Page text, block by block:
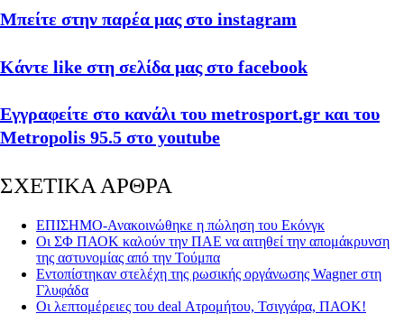
Μπείτε στην παρέα μας στο instagram
Κάντε like στη σελίδα μας στο facebook
Εγγραφείτε στο κανάλι του metrosport.gr και του
Metropolis 95.5 στο youtube
ΣΧΕΤΙΚΑ ΑΡΘΡΑ
ΕΠΙΣΗΜΟ-Ανακοινώθηκε η πώληση του Εκόνγκ
Οι ΣΦ ΠΑΟΚ καλούν την ΠΑΕ να αιτηθεί την απομάκρυνση
της αστυνομίας από την Τούμπα
Εντοπίστηκαν στελέχη της ρωσικής οργάνωσης Wagner στη
Γλυφάδα
Οι λεπτομέρειες του deal Ατρομήτου, Τσιγγάρα, ΠΑΟΚ!